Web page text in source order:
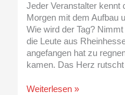
Jeder Veranstalter kennt
Morgen mit dem Aufbau
Wie wird der Tag?
die Leute aus
angefangen hat zu
kamen. Das Herz
Weiterlesen »